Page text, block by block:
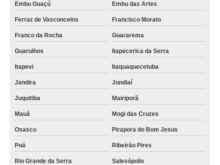
Embu Guaçú Embu das Artes
Ferraz de Vasconcelos Francisco Morato
Franco da Rocha Guararema
Guarulhos Itapecerica da Serra
Itapevi Itaquaquecetuba
Jandira Jundiaí
Juquitiba Mairiporã
Mauá Mogi das Cruzes
Osasco Pirapora do Bom Jesus
Poá Ribeirão Pires
Rio Grande da Serra Salesópolis